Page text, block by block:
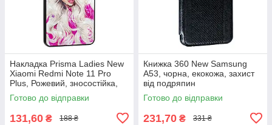
Накладка Prisma Ladies New
Xiaomi Redmi Note 11 Pro
Plus, Рожевий, зносостійка,
пилонепроникна
Готово до відправки
131,60 ₴ 188 ₴
Книжка 360 New Samsung
A53, чорна, екокожа, захист
від подряпин
Готово до відправки
231,70 ₴ 331 ₴